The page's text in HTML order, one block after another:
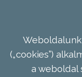
(„cookies”)
a weboldal